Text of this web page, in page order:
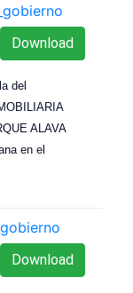
Download
del
ALAVA
en el
Download